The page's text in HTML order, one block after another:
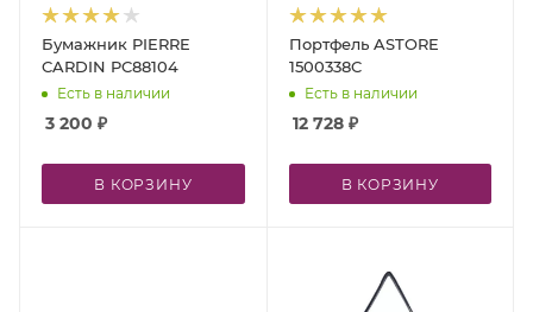
Бумажник PIERRE
CARDIN PC88104
Есть в наличии
3 200 ₽
В КОРЗИНУ
Портфель ASTORE
1500338C
Есть в наличии
12 728₽
В КОРЗИНУ